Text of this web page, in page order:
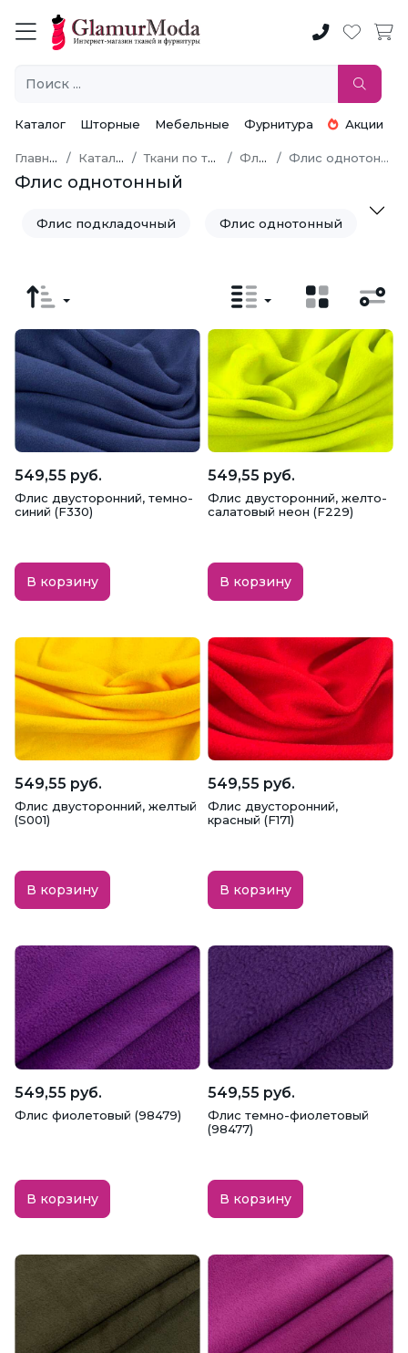
Каталог Шторные Мебельные Фурнитура Акции
Главная Каталог Ткани по типу Флис Флис однотонный
Флис однотонный
Флис подкладочный Флис однотонный
549,55 руб.
Флис двусторонний, темно-
синий (F330)
В корзину
549,55 руб.
Флис двусторонний, желто-
салатовый неон (F229)
В корзину
549,55 руб.
Флис двусторонний, желтый
(S001)
В корзину
549,55 руб.
Флис двусторонний,
красный (F171)
В корзину
549,55 руб.
Флис фиолетовый (98479)
В корзину
549,55 руб.
Флис темно-фиолетовый
(98477)
В корзину